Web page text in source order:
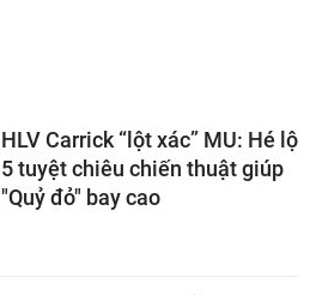
HLV Carrick “lột xác” MU: Hé lộ
5 tuyệt chiêu chiến thuật giúp
"Quỷ đỏ" bay cao